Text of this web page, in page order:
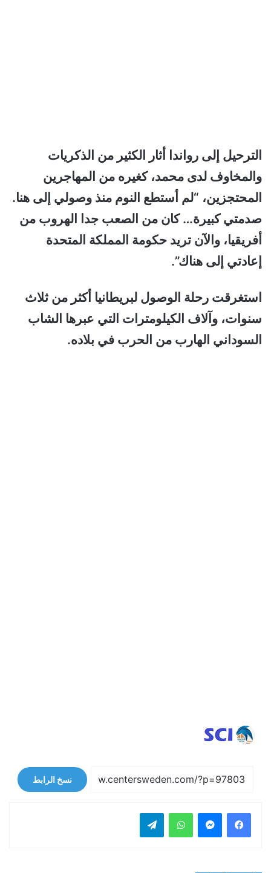
الترحيل إلى رواندا أثار الكثير من الذكريات
والمخاوف لدى محمد، كغيره من المهاجرين
المحتجزين، “لم أستطع النوم منذ وصولي إلى هنا.
صدمتي كبيرة… كان من الصعب جدا الهروب من
أفريقيا، والآن تريد حكومة المملكة المتحدة
إعادتي إلى هناك”.
استغرقت رحلة الوصول لبريطانيا أكثر من ثلاث
سنوات، وآلاف الكيلومترات التي عبرها الشاب
السوداني الهارب من الحرب في بلاده.
نسخ الرابط
فيسبوك واتساب